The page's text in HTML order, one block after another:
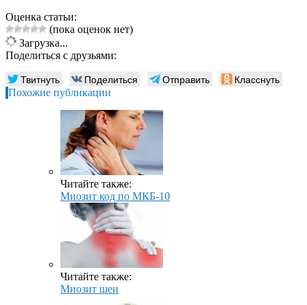
Оценка статьи:
(пока оценок нет)
Загрузка...
Поделиться с друзьями:
Твитнуть Поделиться Отправить Класснуть
Похожие публикации
Читайте также:
Миозит код по МКБ-10
Читайте также:
Миозит шеи